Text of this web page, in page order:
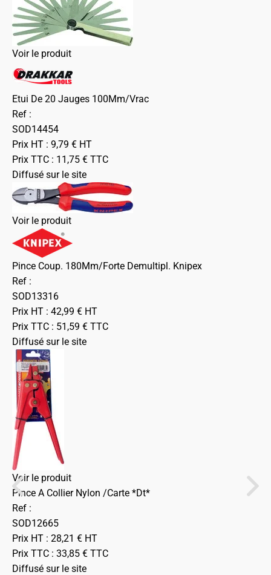
Voir le produit
Etui De 20 Jauges 100Mm/Vrac
Ref :
SOD14454
Prix HT : 9,79 € HT
Prix TTC : 11,75 € TTC
Diffusé sur le site
Voir le produit
Pince Coup. 180Mm/Forte Demultipl. Knipex
Ref :
SOD13316
Prix HT : 42,99 € HT
Prix TTC : 51,59 € TTC
Diffusé sur le site
Voir le produit
Pince A Collier Nylon /Carte *Dt*
Ref :
SOD12665
Prix HT : 28,21 € HT
Prix TTC : 33,85 € TTC
Diffusé sur le site